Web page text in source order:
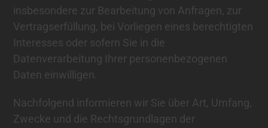
insbesondere zur Bearbeitung von Anfragen, zur
Vertragserfüllung, bei Vorliegen eines berechtigten
Interesses oder sofern Sie in die
Datenverarbeitung Ihrer personenbezogenen
Daten einwilligen.
Nachfolgend informieren wir Sie über Art, Umfang,
Zwecke und die Rechtsgrundlagen der